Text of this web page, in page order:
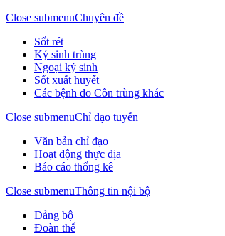
Close submenuChuyên đề
Sốt rét
Ký sinh trùng
Ngoại ký sinh
Sốt xuất huyết
Các bệnh do Côn trùng khác
Close submenuChỉ đạo tuyến
Văn bản chỉ đạo
Hoạt động thực địa
Báo cáo thống kê
Close submenuThông tin nội bộ
Đảng bộ
Đoàn thể